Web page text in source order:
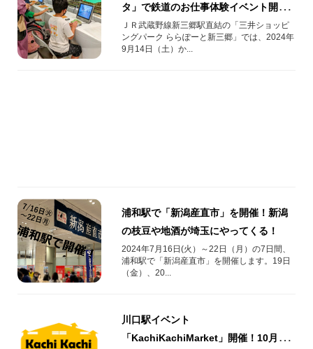
タ」で鉄道のお仕事体験イベント開
催！
ＪＲ武蔵野線新三郷駅直結の「三井ショッピ
ングパーク ららぽーと新三郷」では、2024年
9月14日（土）か...
浦和駅で「新潟産直市」を開催！新潟
の枝豆や地酒が埼玉にやってくる！
2024年7月16日(火）～22日（月）の7日間、
浦和駅で「新潟産直市」を開催します。19日
（金）、20...
川口駅イベント
「KachiKachiMarket」開催！10月17